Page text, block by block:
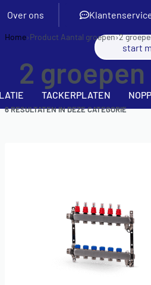
Over ons
TACKERPLATEN
Home›Product Aantal groepen›2
2 groepen
6RESULTATEN IN DEZE CATEGORIE